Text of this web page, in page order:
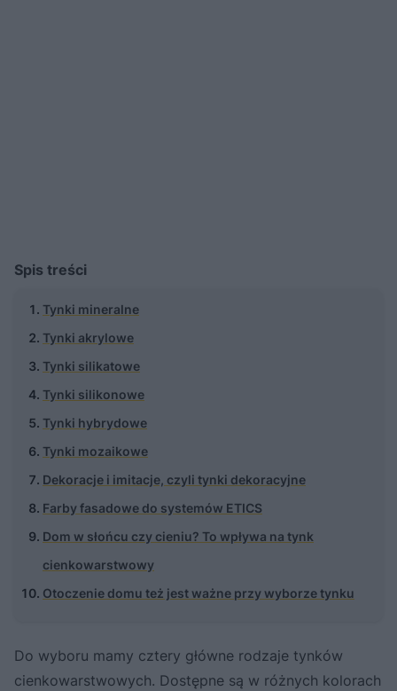
Spis treści
Tynki mineralne
Tynki akrylowe
Tynki silikatowe
Tynki silikonowe
Tynki hybrydowe
Tynki mozaikowe
Dekoracje i imitacje, czyli tynki dekoracyjne
Farby fasadowe do systemów ETICS
Dom w słońcu czy cieniu? To wpływa na tynk
cienkowarstwowy
Otoczenie domu też jest ważne przy wyborze tynku
Do wyboru mamy cztery główne rodzaje tynków
cienkowarstwowych. Dostępne są w różnych kolorach